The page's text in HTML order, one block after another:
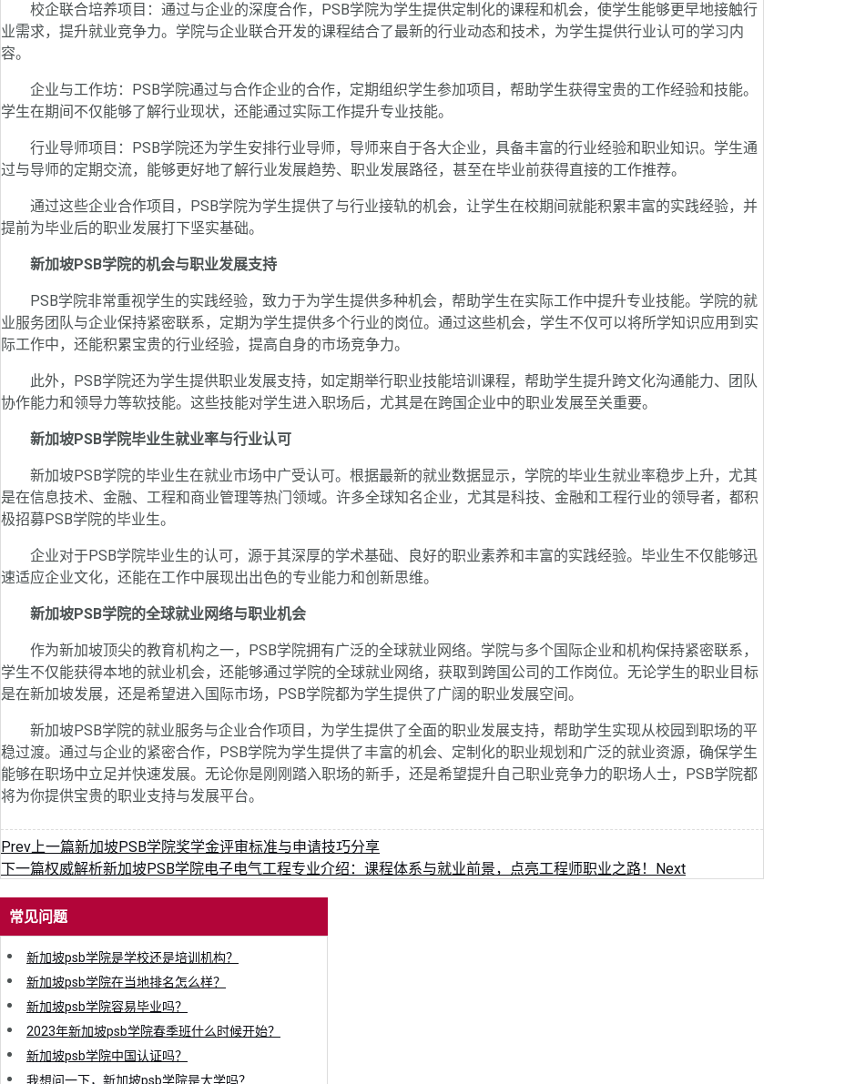
校企联合培养项目：通过与企业的深度合作，PSB学院为学生提供定制化的课程和机会，使学生能够更早地接触行
业需求，提升就业竞争力。学院与企业联合开发的课程结合了最新的行业动态和技术，为学生提供行业认可的学习内
容。
企业与工作坊：PSB学院通过与合作企业的合作，定期组织学生参加项目，帮助学生获得宝贵的工作经验和技能。
学生在期间不仅能够了解行业现状，还能通过实际工作提升专业技能。
行业导师项目：PSB学院还为学生安排行业导师，导师来自于各大企业，具备丰富的行业经验和职业知识。学生通
过与导师的定期交流，能够更好地了解行业发展趋势、职业发展路径，甚至在毕业前获得直接的工作推荐。
通过这些企业合作项目，PSB学院为学生提供了与行业接轨的机会，让学生在校期间就能积累丰富的实践经验，并
提前为毕业后的职业发展打下坚实基础。
新加坡PSB学院的机会与职业发展支持
PSB学院非常重视学生的实践经验，致力于为学生提供多种机会，帮助学生在实际工作中提升专业技能。学院的就
业服务团队与企业保持紧密联系，定期为学生提供多个行业的岗位。通过这些机会，学生不仅可以将所学知识应用到实
际工作中，还能积累宝贵的行业经验，提高自身的市场竞争力。
此外，PSB学院还为学生提供职业发展支持，如定期举行职业技能培训课程，帮助学生提升跨文化沟通能力、团队
协作能力和领导力等软技能。这些技能对学生进入职场后，尤其是在跨国企业中的职业发展至关重要。
新加坡PSB学院毕业生就业率与行业认可
新加坡PSB学院的毕业生在就业市场中广受认可。根据最新的就业数据显示，学院的毕业生就业率稳步上升，尤其
是在信息技术、金融、工程和商业管理等热门领域。许多全球知名企业，尤其是科技、金融和工程行业的领导者，都积
极招募PSB学院的毕业生。
企业对于PSB学院毕业生的认可，源于其深厚的学术基础、良好的职业素养和丰富的实践经验。毕业生不仅能够迅
速适应企业文化，还能在工作中展现出出色的专业能力和创新思维。
新加坡PSB学院的全球就业网络与职业机会
作为新加坡顶尖的教育机构之一，PSB学院拥有广泛的全球就业网络。学院与多个国际企业和机构保持紧密联系，
学生不仅能获得本地的就业机会，还能够通过学院的全球就业网络，获取到跨国公司的工作岗位。无论学生的职业目标
是在新加坡发展，还是希望进入国际市场，PSB学院都为学生提供了广阔的职业发展空间。
新加坡PSB学院的就业服务与企业合作项目，为学生提供了全面的职业发展支持，帮助学生实现从校园到职场的平
稳过渡。通过与企业的紧密合作，PSB学院为学生提供了丰富的机会、定制化的职业规划和广泛的就业资源，确保学生
能够在职场中立足并快速发展。无论你是刚刚踏入职场的新手，还是希望提升自己职业竞争力的职场人士，PSB学院都
将为你提供宝贵的职业支持与发展平台。
Prev上一篇新加坡PSB学院奖学金评审标准与申请技巧分享
下一篇权威解析新加坡PSB学院电子电气工程专业介绍：课程体系与就业前景，点亮工程师职业之路！ Next
常见问题
新加坡psb学院是学校还是培训机构？
新加坡psb学院在当地排名怎么样？
新加坡psb学院容易毕业吗？
2023年新加坡psb学院春季班什么时候开始？
新加坡psb学院中国认证吗？
我想问一下，新加坡psb学院是大学吗？